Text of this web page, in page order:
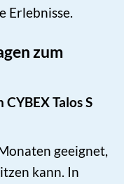
Erlebnisse.
zum
Talos S
geeignet,
kann. In